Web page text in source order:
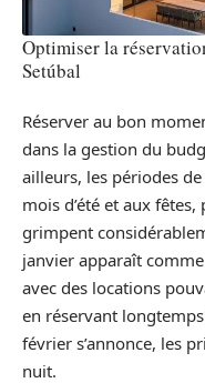
Optimiser la
Setúbal
Réserver au bon
dans la gestion du
ailleurs, les périodes
mois d’été et aux
grimpent
janvier apparaît
avec des locations
en réservant longtemps
février s’annonce, les
nuit.